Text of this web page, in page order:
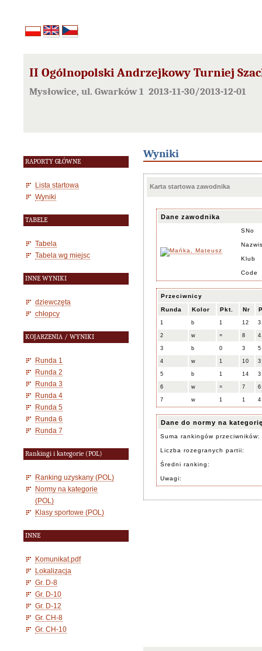
II Ogólnopolski Andrzejkowy Turniej
Mysłowice, ul. Gwarków 1 2013-11-30/2013-12-01
RAPORTY GŁÓWNE
Lista startowa
Wyniki
TABELE
Tabela
Tabela wg miejsc
INNE WYNIKI
dziewczęta
chłopcy
KOJARZENIA / WYNIKI
Runda 1
Runda 2
Runda 3
Runda 4
Runda 5
Runda 6
Runda 7
Rankingi i kategorie (POL)
Ranking uzyskany (POL)
Normy na kategorie
(POL)
Klasy sportowe (POL)
INNE
Komunikat.pdf
Lokalizacja
Gr. D-8
Gr. D-10
Gr. D-12
Gr. CH-8
Gr. CH-10
Wyniki
Karta startowa zawodnika
Dane zawodnika
SNo
Klub
Code
Przeciwnicy
Runda Kolor Pkt. Nr
1 b 1 12
2 w = 8
3 b 0 3
4 w 1 10
5 b 1 14
6 w = 7
7 w 1 1
Dane do normy na
Suma rankingów przeciwników:
Liczba rozegranych partii:
Średni ranking:
Uwagi: